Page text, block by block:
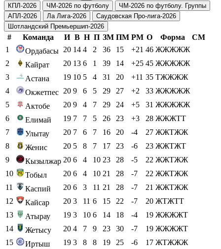
КПЛ-2026
ЧМ-2026 по футболу
ЧМ-2026 по футболу. Группы
АПЛ-2026
Ла Лига-2026
Саудовская Про-лига-2026
Шотландский Премьершип-2026
# Команда И В Н П ЗМ ПМ РМ О Форма
СМ
1
Ордабасы 20 14 4 2 36 15 +21 46 ЖЖЖЖЖ
2
Кайрат 20 13 6 1 39 14 +25 45 ЖЖЖЖЖ
3
Астана 19 10 5 4 31 20 +11 35 ТЖЖЖЖ
4
Окжетпес 20 9 6 5 29 27 +2 33 ЖЖЖЖЖ
5
Актобе 20 9 4 7 29 24 +5 31 ЖЖЖЖЖ
6
Елимай 19 7 7 5 26 23 +3 28 ЖЖЖТТ
7
Улытау 20 7 6 7 16 20 -4 27 ЖЖТЖЖ
8
Женис 20 5 8 7 17 23 -6 23 ЖЖТЖТ
9
Кызылжар 20 6 4 10 23 28 -5 22 ЖЖТЖЖ
10
Тобыл 20 6 4 10 21 28 -7 22 ЖЖТЖЖ
11
Каспий 20 6 3 11 21 28 -7 21 ЖЖТЖЖ
12
Кайсар 20 3 11 6 15 22 -7 20 ЖТЖТТ
13
Атырау 19 3 10 6 14 18 -4 19 ЖЖЖЖТ
14
Жетысу 20 4 7 9 23 30 -7 19 ЖЖЖЖТ
15
Иртыш 19 3 8 8 19 25 -6 17 ЖТЖЖЖ